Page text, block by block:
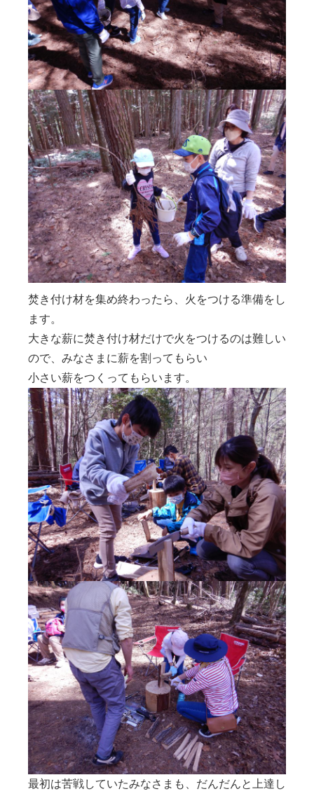
焚き付け材を集め終わったら、火をつける準備をし
ます。
大きな薪に焚き付け材だけで火をつけるのは難しい
ので、みなさまに薪を割ってもらい
小さい薪をつくってもらいます。
最初は苦戦していたみなさまも、だんだんと上達し